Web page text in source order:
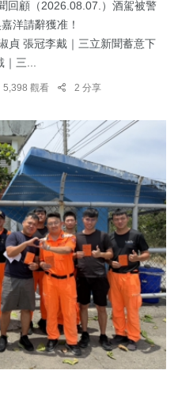
回顧（2026.08.07.）酒駕被警
洋請辭獲准！
貞 張冠李戴｜三立新聞蓄意下
｜三...
5,398 觀看 2 分享